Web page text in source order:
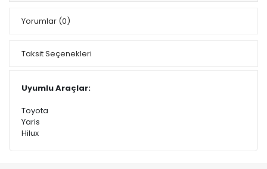
Yorumlar (0)
Taksit Seçenekleri
Uyumlu Araçlar:
Toyota
Yaris
Hilux